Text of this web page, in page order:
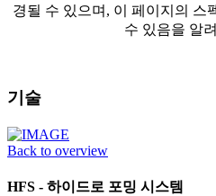
경될 수 있으며, 이 페이지의 스
수 있음을 알
기술
Back to overview
HFS - 하이드로 포밍 시스템